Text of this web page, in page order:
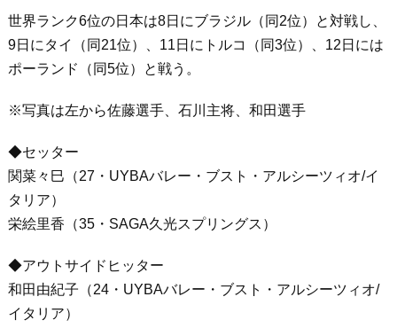
世界ランク6位の日本は8日にブラジル（同2位）と対戦し、
9日にタイ（同21位）、11日にトルコ（同3位）、12日には
ポーランド（同5位）と戦う。
※写真は左から佐藤選手、石川主将、和田選手
◆セッター
関菜々巳（27・UYBAバレー・ブスト・アルシーツィオ/イ
タリア）
栄絵里香（35・SAGA久光スプリングス）
◆アウトサイドヒッター
和田由紀子（24・UYBAバレー・ブスト・アルシーツィオ/
イタリア）